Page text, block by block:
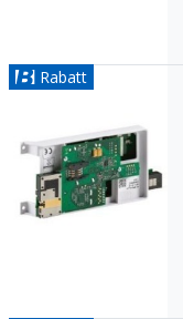
Rabatt